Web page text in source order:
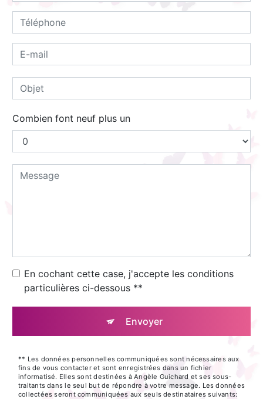
Combien font neuf plus un
En cochant cette case, j'accepte les conditions
particulières ci-dessous **
Envoyer
** Les données personnelles communiquées sont nécessaires aux
fins de vous contacter et sont enregistrées dans un fichier
informatisé. Elles sont destinées à Angèle Guichard et ses sous-
traitants dans le seul but de répondre à votre message. Les données
collectées seront communiquées aux seuls destinataires suivants: